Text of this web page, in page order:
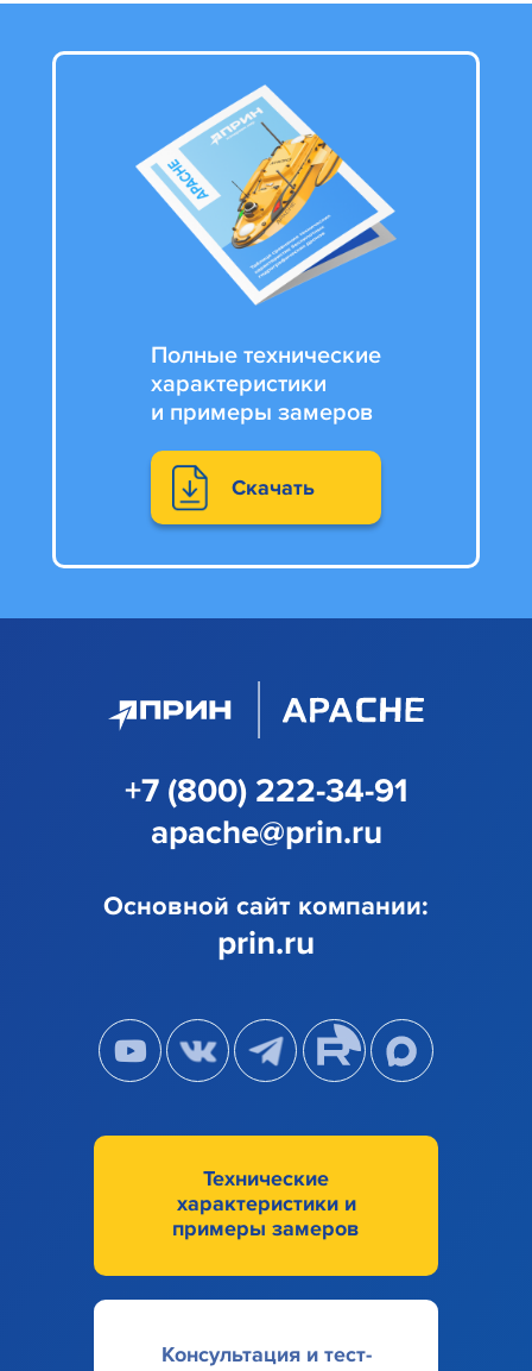
Полные технические
характеристики
и примеры замеров
Скачать
+7 (800) 222-34-91
apache@prin.ru
Основной сайт компании:
prin.ru
Технические
характеристики и
примеры замеров
Консультация и тест-